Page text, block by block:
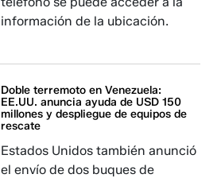
información de la ubicación.
Doble terremoto en Venezuela:
EE.UU. anuncia ayuda de USD 150
millones y despliegue de equipos de
rescate
Estados Unidos también anunció
el envío de dos buques de